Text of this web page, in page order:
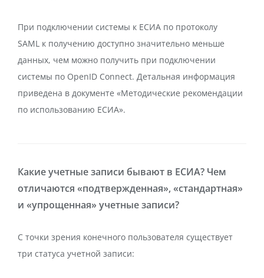
При подключении системы к ЕСИА по протоколу
SAML к получению доступно значительно меньше
данных, чем можно получить при подключении
системы по OpenID Connect. Детальная информация
приведена в документе «Методические рекомендации
по использованию ЕСИА».
Какие учетные записи бывают в ЕСИА? Чем
отличаются «подтвержденная», «стандартная»
и «упрощенная» учетные записи?
С точки зрения конечного пользователя существует
три статуса учетной записи: